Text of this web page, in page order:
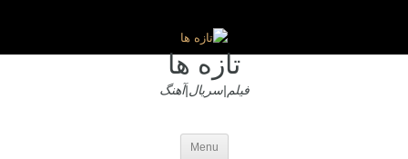
تازه ها
فیلم|سریال|آهنگ
Menu